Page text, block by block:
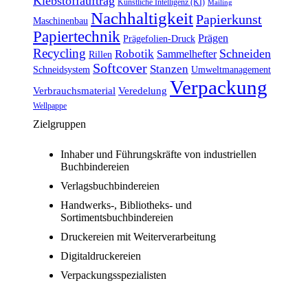
Künstliche Intelligenz (KI) Mailing
Maschinenbau NachhaltigkeitPapierkunst
Papiertechnik Prägefolien-Druck Prägen
Recycling Rillen Robotik Sammelhefter Schneiden
Schneidsystem Softcover Stanzen Umweltmanagement
Verbrauchsmaterial Veredelung Verpackung
Wellpappe
Zielgruppen
Inhaber und Führungskräfte von industriellen
Buchbindereien
Verlagsbuchbindereien
Handwerks-, Bibliotheks- und
Sortimentsbuchbindereien
Druckereien mit Weiterverarbeitung
Digitaldruckereien
Verpackungsspezialisten